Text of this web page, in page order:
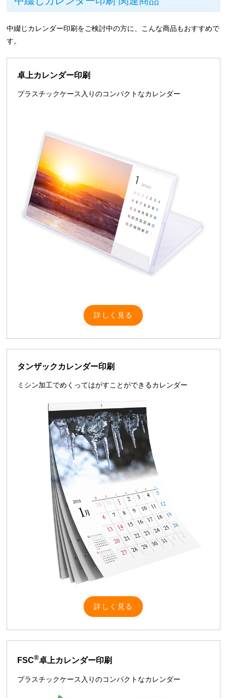
中綴じカレンダー印刷をご検討中の方に、こんな商品もおすすめで
す。
卓上カレンダー印刷
プラスチックケース入りのコンパクトなカレンダー
詳しく見る
タンザックカレンダー印刷
ミシン加工でめくってはがすことができるカレンダー
詳しく見る
FSC®卓上カレンダー印刷
プラスチックケース入りのコンパクトなカレンダー